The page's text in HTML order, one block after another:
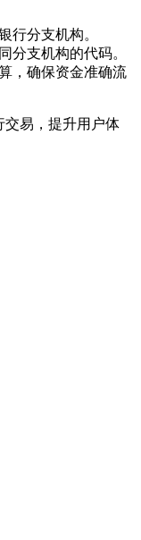
行分支机构。
分支机构的代码。
，确保资金准确流
交易，提升用户体